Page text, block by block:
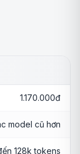
1.170.000đ
model cũ hơn
128k tokens